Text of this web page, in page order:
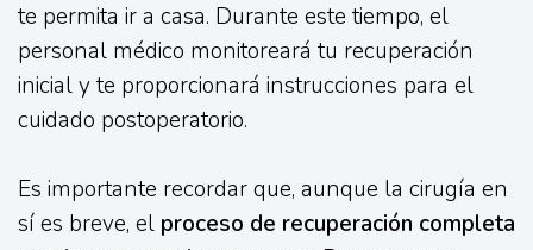
te permita ir a casa. Durante este tiempo, el
personal médico monitoreará tu recuperación
inicial y te proporcionará instrucciones para el
cuidado postoperatorio.
Es importante recordar que, aunque la cirugía en
sí es breve, el proceso de recuperación completa